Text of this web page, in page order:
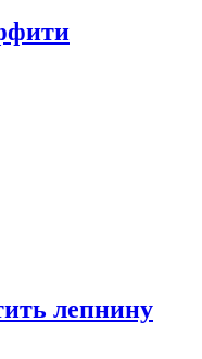
лепнину